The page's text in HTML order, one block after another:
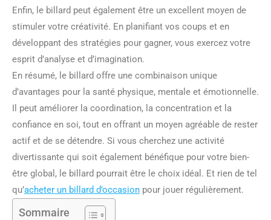
Enfin, le billard peut également être un excellent moyen de
stimuler votre créativité. En planifiant vos coups et en
développant des stratégies pour gagner, vous exercez votre
esprit d’analyse et d’imagination.
En résumé, le billard offre une combinaison unique
d’avantages pour la santé physique, mentale et émotionnelle.
Il peut améliorer la coordination, la concentration et la
confiance en soi, tout en offrant un moyen agréable de rester
actif et de se détendre. Si vous cherchez une activité
divertissante qui soit également bénéfique pour votre bien-
être global, le billard pourrait être le choix idéal. Et rien de tel
qu’acheter un billard d’occasion pour jouer régulièrement.
Sommaire